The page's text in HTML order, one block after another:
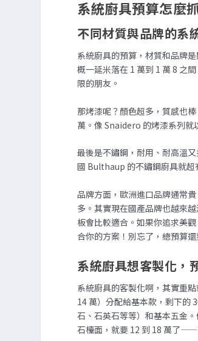
系統廚具預算怎麼
不同材質與品牌的系
系統廚具的預算，材質和品牌
概一延米落在 1 萬到 1 萬 8 之
限的朋友。
那烤漆呢？顏色超多，質感也
萬。像 Snaidero 的烤漆系列
最後是不鏽鋼，耐用、耐高溫
國 Bulthaup 的不鏽鋼廚具就超
品牌方面，歐洲進口品牌通常
多。其實現在國產品牌也越來
板會比較適合。如果你追求美
合你的方案！別忘了，總預算
系統廚具想客製化，
系統廚具的客製化啊，其實重
14 萬）分配給基本款，剩下的
石、石英石等等）和基本五金
石檯面，就要 12 到 18 萬了——